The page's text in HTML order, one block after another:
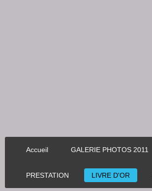
Accueil GALERIE PHOTOS 2011
PRESTATION LIVRE D'OR